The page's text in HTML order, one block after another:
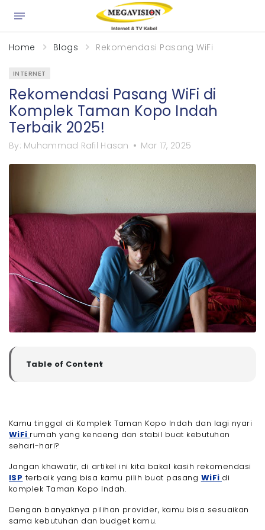
Home Blogs Rekomendasi Pasang WiFi di
INTERNET
Rekomendasi Pasang WiFi di
Komplek Taman Kopo Indah
Terbaik 2025!
By: Muhammad Rafil Hasan Mar 17, 2025
Table of Content
▼
- 2. Oxygen.id
- 3. BNet
- 4. Gastra Networks
- 5. Awinet
- 6. First Media
- 7. Netciti
- 8. Iconnet
Tips Memilih WiFi yang Tepat Untuk Daerah Komplek
Kamu tinggal di Komplek Taman Kopo Indah dan lagi nyari
WiFi rumah yang kenceng dan stabil buat kebutuhan
sehari-hari?
Jangan khawatir, di artikel ini kita bakal kasih rekomendasi
ISP terbaik yang bisa kamu pilih buat pasang WiFi di
komplek Taman Kopo Indah.
Dengan banyaknya pilihan provider, kamu bisa sesuaikan
sama kebutuhan dan budget kamu.